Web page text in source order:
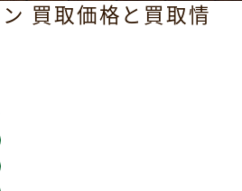
買取価格と買取情